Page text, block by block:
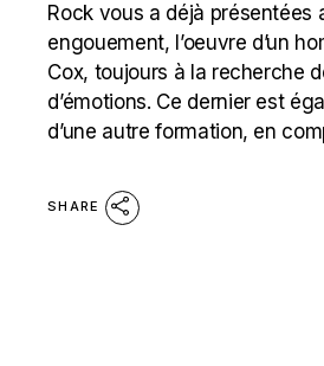
Rock vous a déjà présentées
engouement, l’oeuvre d’un
Cox, toujours à la recherche
d’émotions. Ce dernier est
d’une autre formation, en
SHARE